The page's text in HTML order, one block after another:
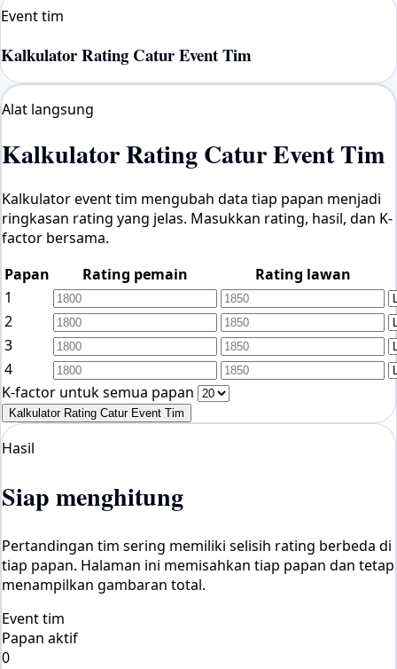
Event tim
Kalkulator Rating Catur Event Tim
Alat langsung
Kalkulator Rating Catur Event Tim
Kalkulator event tim mengubah data tiap papan menjadi
ringkasan rating yang jelas. Masukkan rating, hasil, dan K-
factor bersama.
Papan
Rating pemain
Rating lawan
1
2
3
4
K-factor untuk semua papan
Kalkulator Rating Catur Event Tim
Hasil
Siap menghitung
Pertandingan tim sering memiliki selisih rating berbeda di
tiap papan. Halaman ini memisahkan tiap papan dan tetap
menampilkan gambaran total.
Event tim
Papan aktif
0